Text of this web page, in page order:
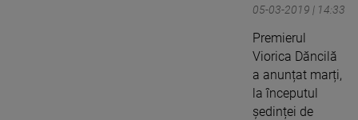
05-03-2019 | 14:33
Premierul
Viorica Dăncilă
a anunțat marți,
la începutul
ședinței de